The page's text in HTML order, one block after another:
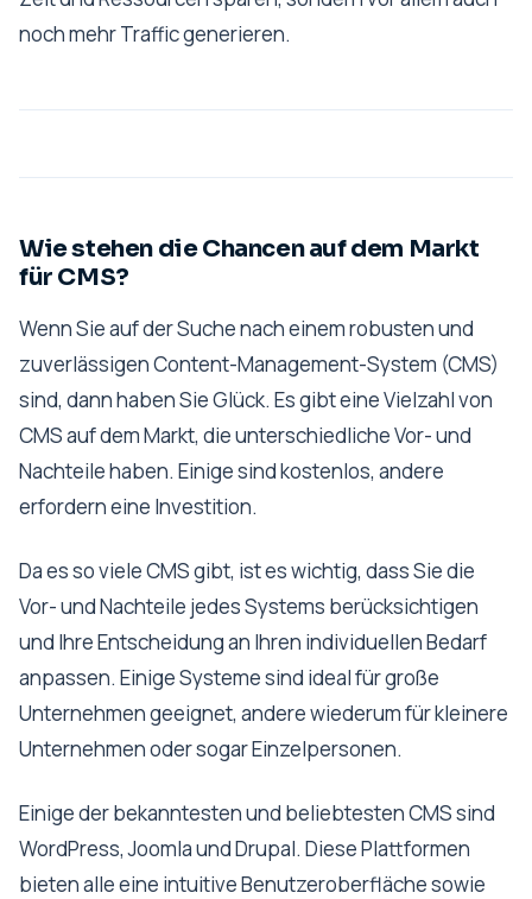
noch mehr Traffic generieren.
Wie stehen die Chancen auf dem Markt
für CMS?
Wenn Sie auf der Suche nach einem robusten und
zuverlässigen Content-Management-System (CMS)
sind, dann haben Sie Glück. Es gibt eine Vielzahl von
CMS auf dem Markt, die unterschiedliche Vor- und
Nachteile haben. Einige sind kostenlos, andere
erfordern eine Investition.
Da es so viele CMS gibt, ist es wichtig, dass Sie die
Vor- und Nachteile jedes Systems berücksichtigen
und Ihre Entscheidung an Ihren individuellen Bedarf
anpassen. Einige Systeme sind ideal für große
Unternehmen geeignet, andere wiederum für kleinere
Unternehmen oder sogar Einzelpersonen.
Einige der bekanntesten und beliebtesten CMS sind
WordPress, Joomla und Drupal. Diese Plattformen
bieten alle eine intuitive Benutzeroberfläche sowie